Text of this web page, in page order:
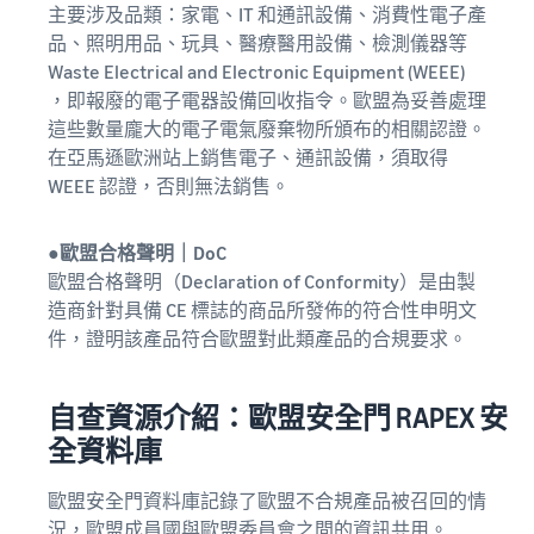
主要涉及品類：家電、IT 和通訊設備、消費性電子產
品、照明用品、玩具、醫療醫用設備、檢測儀器等
Waste Electrical and Electronic Equipment (WEEE)
，即報廢的電子電器設備回收指令。歐盟為妥善處理
這些數量龐大的電子電氣廢棄物所頒布的相關認證。
在亞馬遜歐洲站上銷售電子、通訊設備，須取得
WEEE 認證，否則無法銷售。
●歐盟合格聲明｜DoC
歐盟合格聲明（Declaration of Conformity）是由製
造商針對具備 CE 標誌的商品所發佈的符合性申明文
件，證明該產品符合歐盟對此類產品的合規要求。
自查資源介紹：歐盟安全門 RAPEX 安
全資料庫
歐盟安全門資料庫記錄了歐盟不合規產品被召回的情